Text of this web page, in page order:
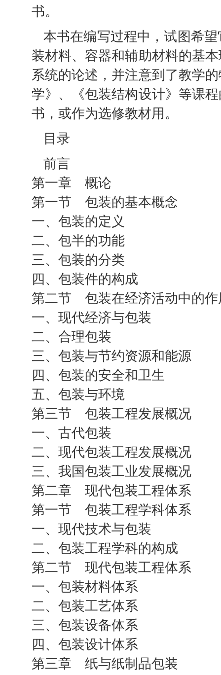
书。
本书在编写过程中，试图希
装材料、容器和辅助材料的基
系统的论述，并注意到了教学
学》、《包装结构设计》等课
书，或作为选修教材用。
目录
前言
第一章 概论
第一节 包装的基本概念
一、包装的定义
二、包半的功能
三、包装的分类
四、包装件的构成
第二节 包装在经济活动中的作
一、现代经济与包装
二、合理包装
三、包装与节约资源和能源
四、包装的安全和卫生
五、包装与环境
第三节 包装工程发展概况
一、古代包装
二、现代包装工程发展概况
三、我国包装工业发展概况
第二章 现代包装工程体系
第一节 包装工程学科体系
一、现代技术与包装
二、包装工程学科的构成
第二节 现代包装工程体系
一、包装材料体系
二、包装工艺体系
三、包装设备体系
四、包装设计体系
第三章 纸与纸制品包装